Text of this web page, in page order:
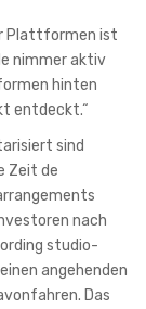
Plattformen ist
nimmer aktiv
hinten
entdeckt.“
sind
Zeit de
nach
studio-
angehenden
Das